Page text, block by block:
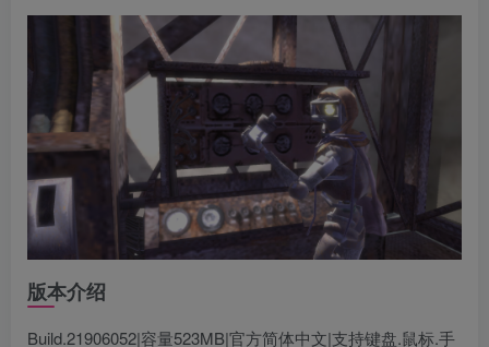
版本介绍
Build.21906052|容量523MB|官方简体中文|支持键盘.鼠标.手